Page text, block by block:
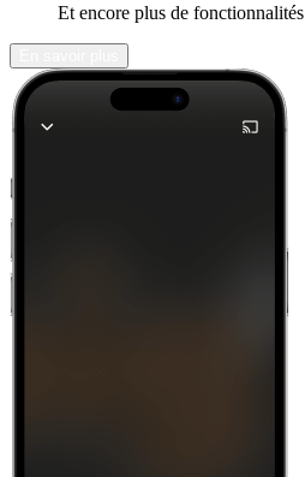
Et encore plus de fonctionnalités